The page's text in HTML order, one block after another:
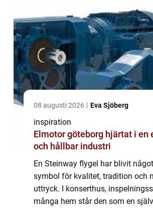
08 augusti 2026 Eva Sjöberg
inspiration
Elmotor göteborg hjärtat i en effektiv
och hållbar industri
En Steinway flygel har blivit
symbol för kvalitet, tradition och
uttryck. I konserthus,
många hem står den som en